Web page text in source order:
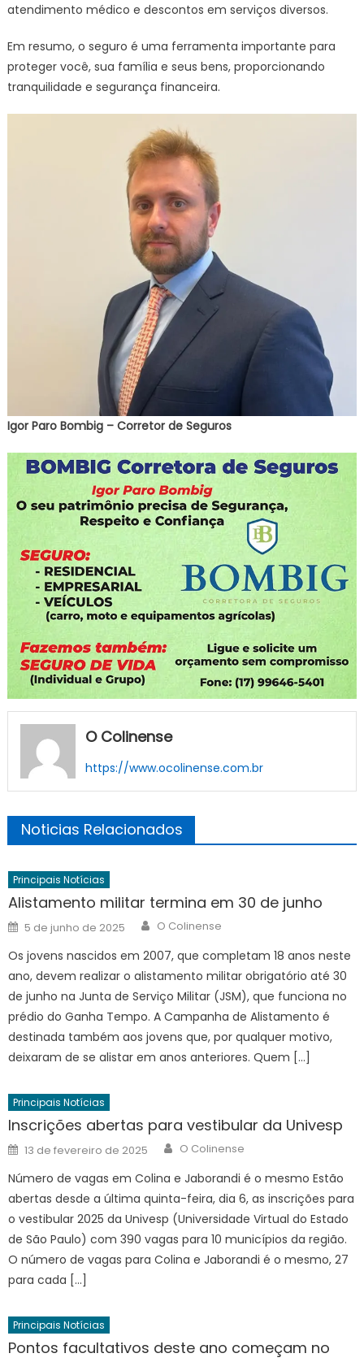
atendimento médico e descontos em serviços diversos.
Em resumo, o seguro é uma ferramenta importante para
proteger você, sua família e seus bens, proporcionando
tranquilidade e segurança financeira.
Igor Paro Bombig – Corretor de Seguros
O Colinense
https://www.ocolinense.com.br
Noticias Relacionados
Principais Notícias
Alistamento militar termina em 30 de junho
Posted
on
5 de junho de 2025 Author
O Colinense
Os jovens nascidos em 2007, que completam 18 anos neste
ano, devem realizar o alistamento militar obrigatório até 30
de junho na Junta de Serviço Militar (JSM), que funciona no
prédio do Ganha Tempo. A Campanha de Alistamento é
destinada também aos jovens que, por qualquer motivo,
deixaram de se alistar em anos anteriores. Quem […]
Principais Notícias
Inscrições abertas para vestibular da Univesp
Posted
on
13 de fevereiro de 2025 Author
O Colinense
Número de vagas em Colina e Jaborandi é o mesmo Estão
abertas desde a última quinta-feira, dia 6, as inscrições para
o vestibular 2025 da Univesp (Universidade Virtual do Estado
de São Paulo) com 390 vagas para 10 municípios da região.
O número de vagas para Colina e Jaborandi é o mesmo, 27
para cada […]
Principais Notícias
Pontos facultativos deste ano começam no